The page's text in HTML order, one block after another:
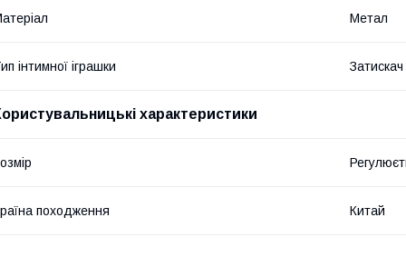
Метал
інтимної іграшки Затискач
характеристики
походження Китай